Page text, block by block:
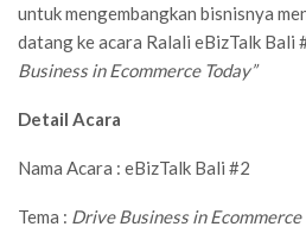
untuk mengembangkan bisnisnya
datang ke acara Ralali eBizTalk Bali
Business in Ecommerce Today”
Detail Acara
Nama Acara : eBizTalk Bali #2
Tema : Drive Business in Ecommerce